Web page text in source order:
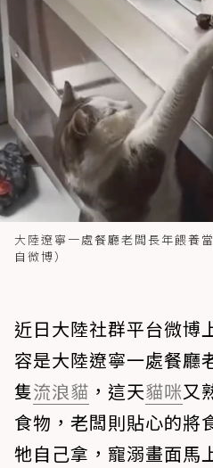
大陸遼寧一處餐廳老闆長年餵養
自微博）
近日大陸社群平台微博
容是大陸遼寧一處餐廳
隻流浪貓 ，這天貓咪又
食物，老闆則貼心的將
牠自己拿，寵溺畫面馬